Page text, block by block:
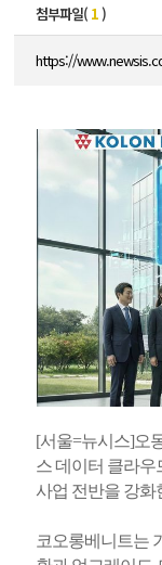
첨부파일( 1 )
https://
[서울=뉴시스]오
스 데이터 클라우
사업 전반을 강화
코오롱베니트는